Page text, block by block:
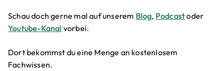
Schau doch gerne mal auf unserem Blog, Podcastoder
Youtube-Kanal vorbei.
Dort bekommst du eine Menge an kostenlosem
Fachwissen.